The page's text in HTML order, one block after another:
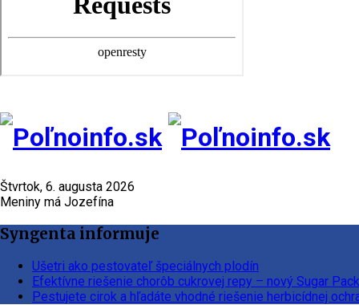
Štvrtok, 6. augusta 2026
Meniny má Jozefína
Syngenta informuje
Ušetri ako pestovateľ špeciálnych plodín
Efektívne riešenie chorôb cukrovej repy – nový Sugar Pack
Pestujete cirok a hľadáte vhodné riešenie herbicídnej